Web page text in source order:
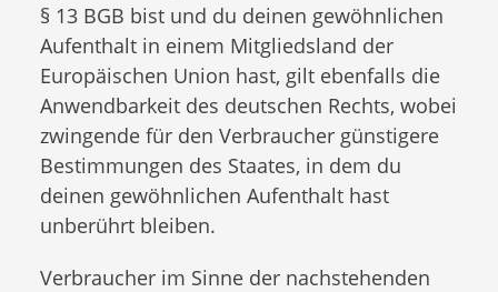
§ 13 BGB bist und du deinen gewöhnlichen
Aufenthalt in einem Mitgliedsland der
Europäischen Union hast, gilt ebenfalls die
Anwendbarkeit des deutschen Rechts, wobei
zwingende für den Verbraucher günstigere
Bestimmungen des Staates, in dem du
deinen gewöhnlichen Aufenthalt hast
unberührt bleiben.
Verbraucher im Sinne der nachstehenden